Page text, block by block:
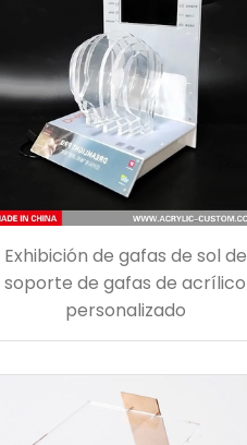
Exhibición de gafas de sol de
soporte de gafas de acrílico
personalizado